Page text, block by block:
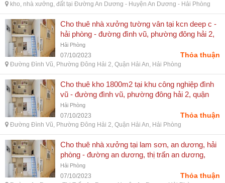
kho, nhà xưởng, đất tại Đường An Dương - Huyện An Dương - Hải Phòng
Cho thuê nhà xưởng tường vân tại kcn deep c -
hải phòng - đường đình vũ, phường đông hải 2,
quận hải an, hải phòng
Hải Phòng
07/10/2023 Thỏa thuận
Đường Đình Vũ, Phường Đông Hải 2, Quận Hải An, Hải Phòng
Cho thuê kho 1800m2 tại khu công nghiệp đình
vũ - đường đình vũ, phường đông hải 2, quận
hải an, hải phòng
Hải Phòng
07/10/2023 Thỏa thuận
Đường Đình Vũ, Phường Đông Hải 2, Quận Hải An, Hải Phòng
Cho thuê nhà xưởng tại lam sơn, an dương, hải
phòng - đường an dương, thị trấn an dương,
huyện an dương, hải phòng
Hải Phòng
07/10/2023 Thỏa thuận